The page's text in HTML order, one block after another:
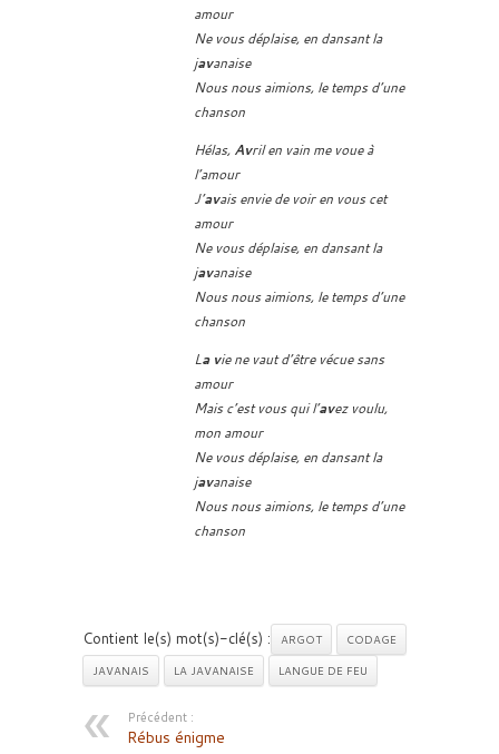
amour
Ne vous déplaise, en dansant la
javanaise
Nous nous aimions, le temps d’une
chanson
Hélas, Avril en vain me voue à
l’amour
J’avais envie de voir en vous cet
amour
Ne vous déplaise, en dansant la
javanaise
Nous nous aimions, le temps d’une
chanson
La vie ne vaut d’être vécue sans
amour
Mais c’est vous qui l’avez voulu,
mon amour
Ne vous déplaise, en dansant la
javanaise
Nous nous aimions, le temps d’une
chanson
Contient le(s) mot(s)-clé(s) : ARGOT
CODAGE
JAVANAIS
LA JAVANAISE LANGUE DE FEU
Précédent :
Rébus énigme